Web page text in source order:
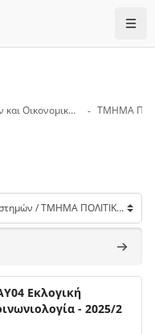
Σχολή Κοινωνικών και Οικονομικών Επιστημών ΤΜΗΜΑ
μαθήματος
μαθήματος
Εκλογική
- 2025/2